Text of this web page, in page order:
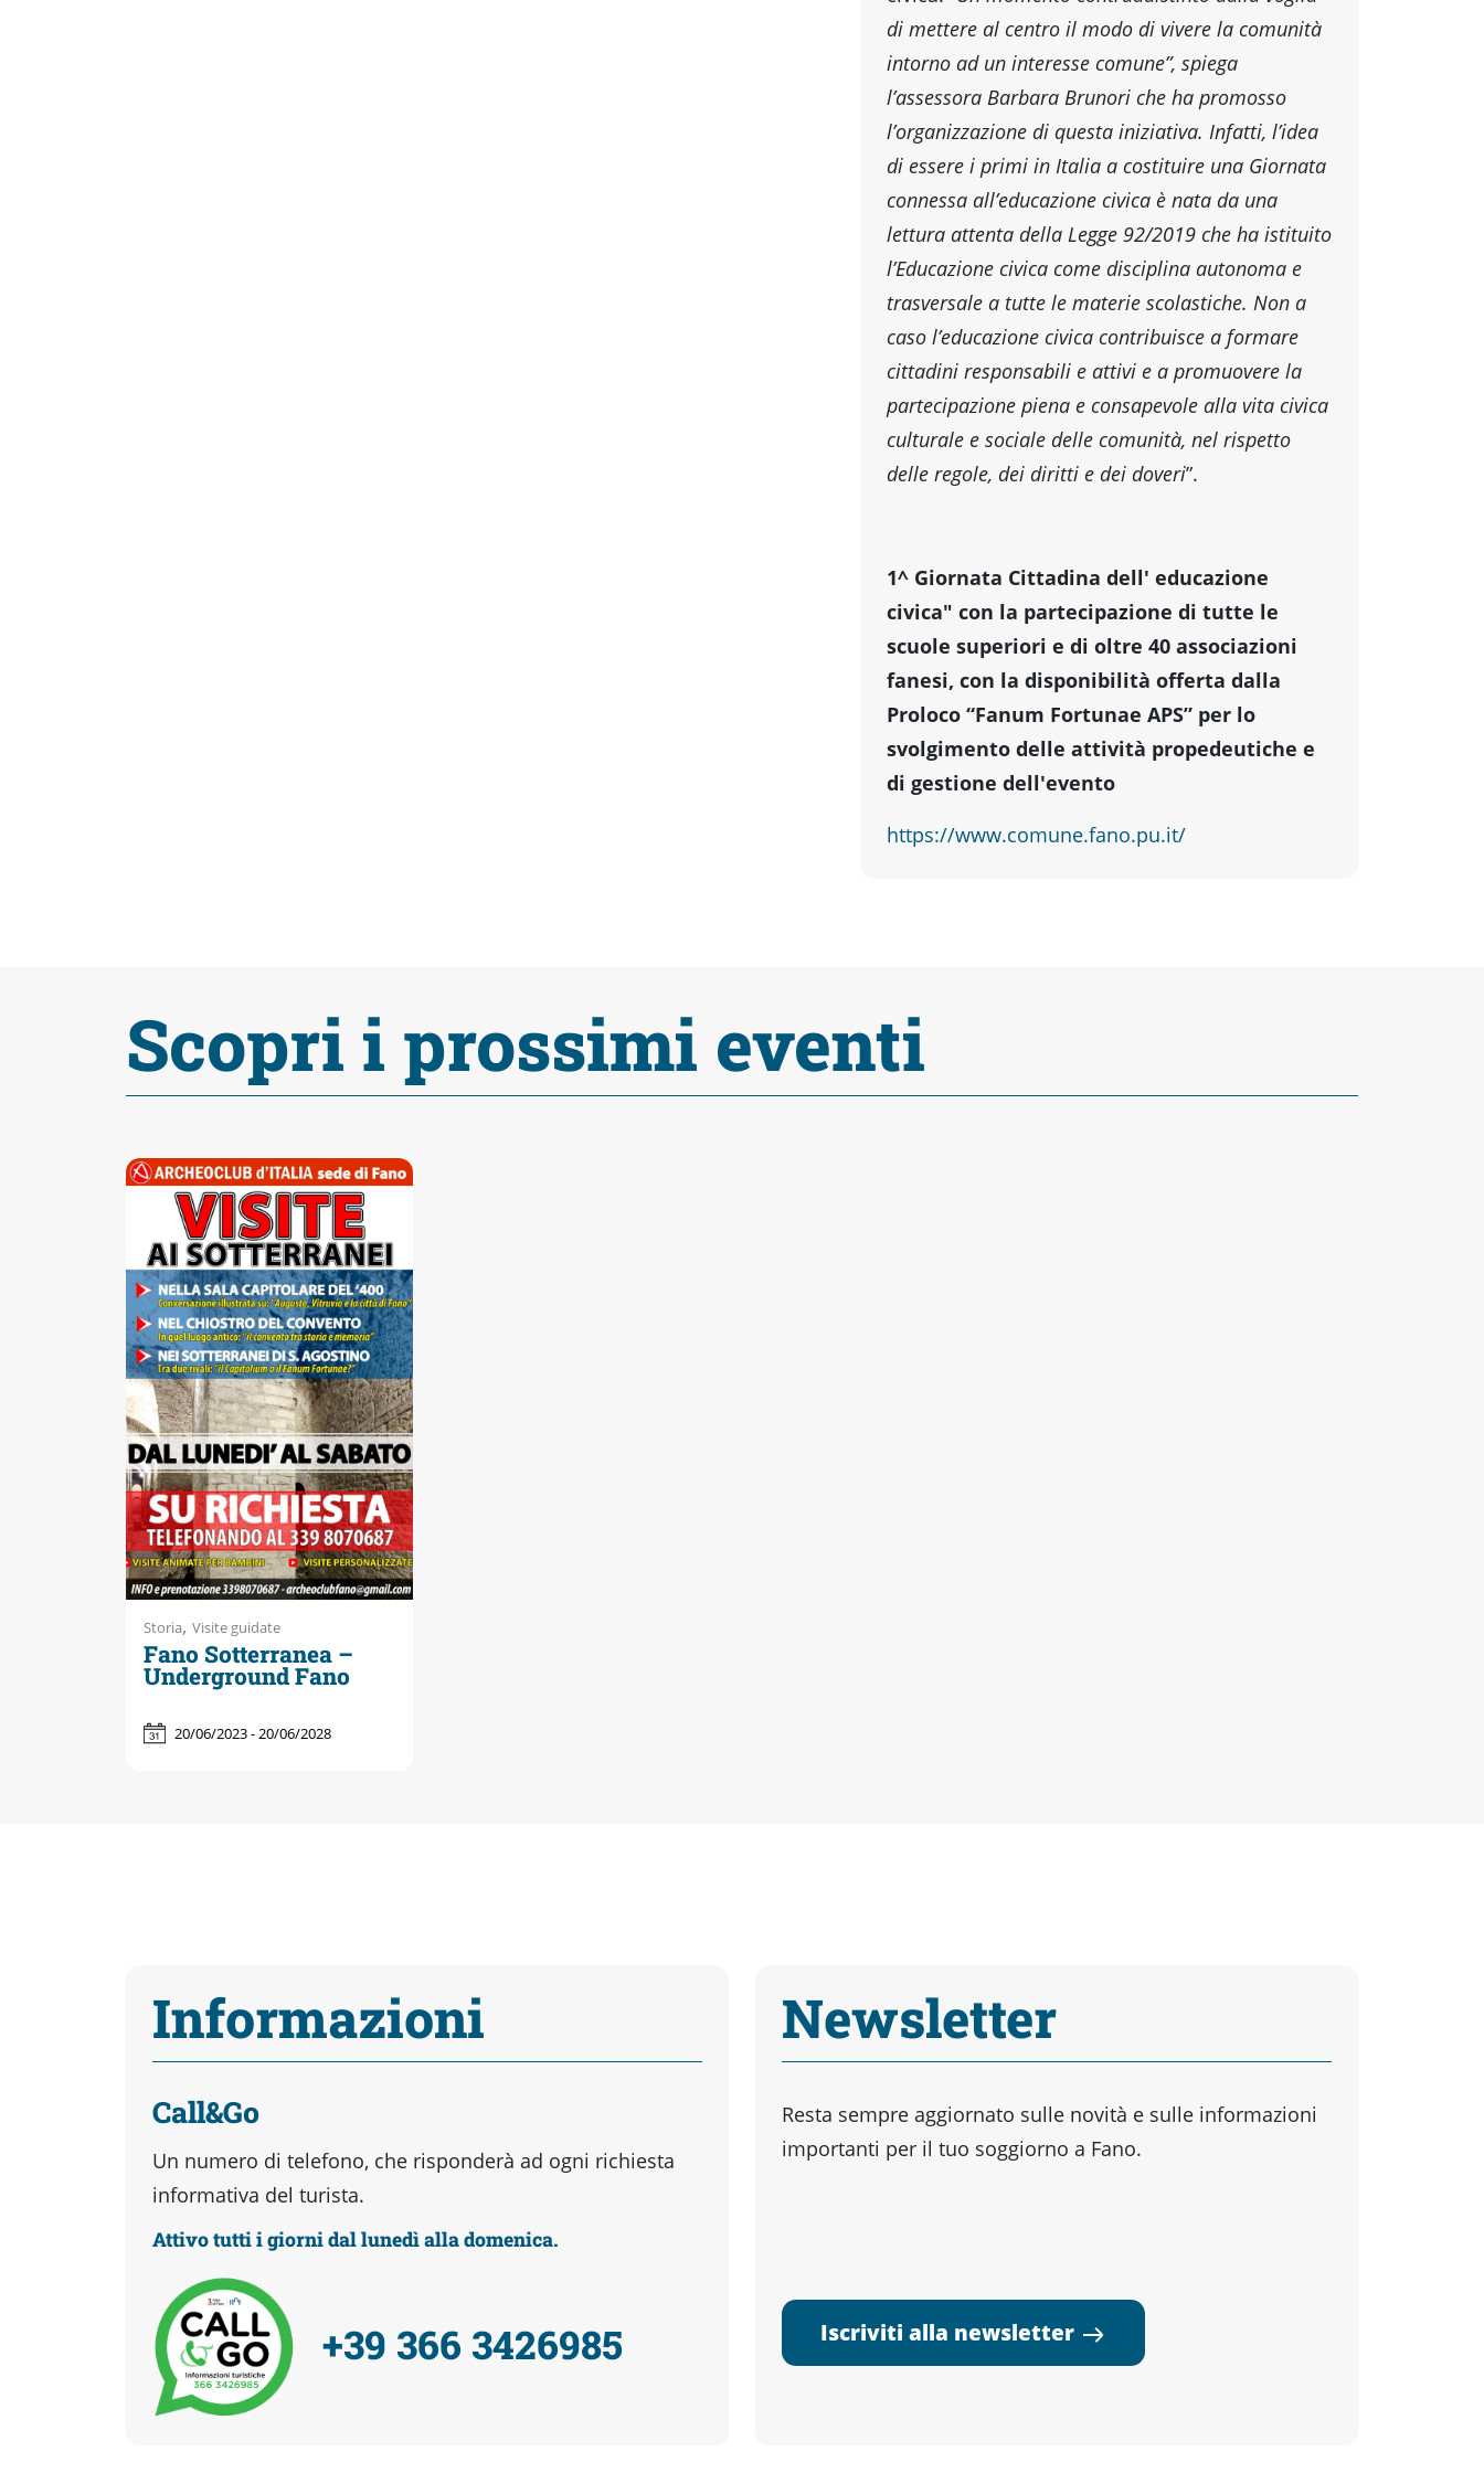
di mettere al centro il modo di vivere la comunità
intorno ad un interesse comune”, spiega
l’assessora Barbara Brunori che ha promosso
l’organizzazione di questa iniziativa. Infatti, l’idea
di essere i primi in Italia a costituire una Giornata
connessa all’educazione civica è nata da una
lettura attenta della Legge 92/2019 che ha istituito
l’Educazione civica come disciplina autonoma e
trasversale a tutte le materie scolastiche. Non a
caso l’educazione civica contribuisce a formare
cittadini responsabili e attivi e a promuovere la
partecipazione piena e consapevole alla vita civica
culturale e sociale delle comunità, nel rispetto
delle regole, dei diritti e dei doveri”.
1^ Giornata Cittadina dell' educazione
civica" con la partecipazione di tutte le
scuole superiori e di oltre 40 associazioni
fanesi, con la disponibilità offerta dalla
Proloco “Fanum Fortunae APS” per lo
svolgimento delle attività propedeutiche e
di gestione dell'evento
https://www.comune.fano.pu.it/
Scopri i prossimi eventi
Storia, Visite guidate
Fano Sotterranea –
Underground Fano
20/06/2023 - 20/06/2028
Informazioni
Call&Go
Un numero di telefono, che risponderà ad ogni richiesta
informativa del turista.
Attivo tutti i giorni dal lunedì alla domenica.
+39 366 3426985
Newsletter
Resta sempre aggiornato sulle novità e sulle informazioni
importanti per il tuo soggiorno a Fano.
Iscriviti alla newsletter